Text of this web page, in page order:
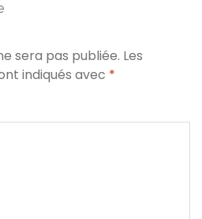
sera pas publiée. Les
indiqués avec *